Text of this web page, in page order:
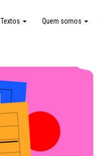
Textos Quem somos